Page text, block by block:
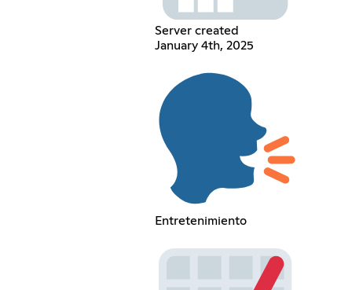
Server created
January 4th, 2025
Entretenimiento